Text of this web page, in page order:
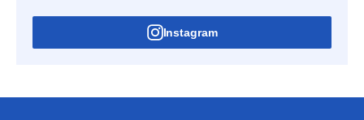
Instagram